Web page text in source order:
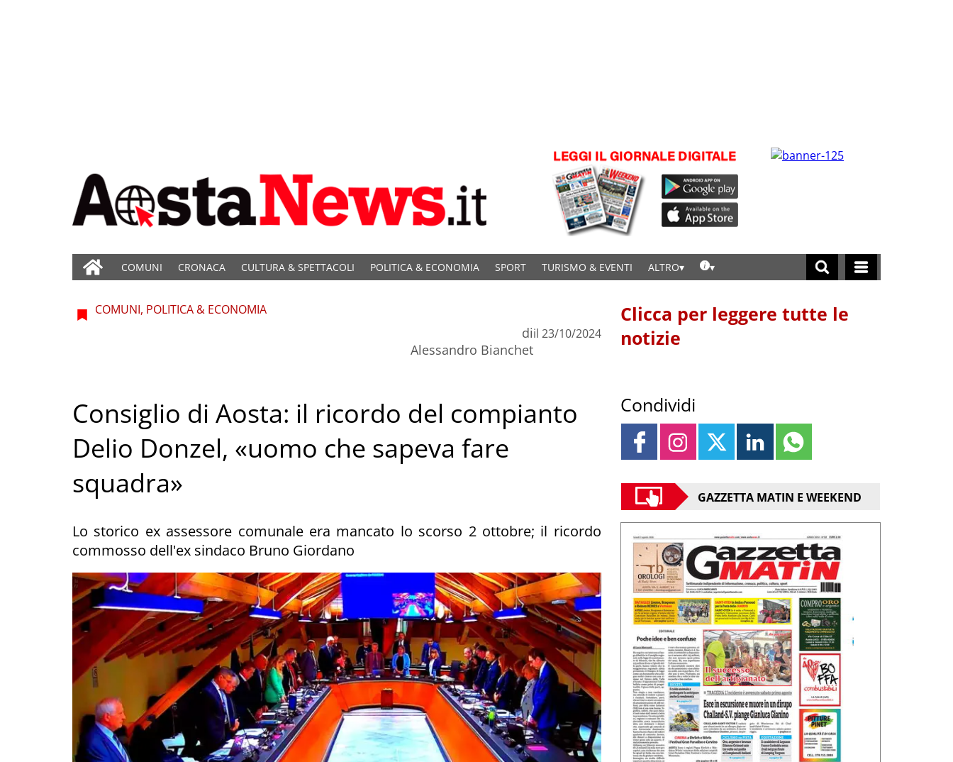
COMUNI CRONACA CULTURA & SPETTACOLI POLITICA & ECONOMIA SPORT TURISMO & EVENTI ALTRO
COMUNI, POLITICA & ECONOMIA
di
Alessandro Bianchet
il 23/10/2024
Consiglio di Aosta: il ricordo del compianto
Delio Donzel, «uomo che sapeva fare
squadra»
Lo storico ex assessore comunale era mancato lo scorso 2 ottobre; il ricordo
commosso dell'ex sindaco Bruno Giordano
Clicca per leggere tutte le
notizie
Condividi
GAZZETTA MATIN E WEEKEND